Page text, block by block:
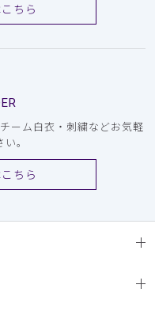
ちら
ーム白衣・刺繍などお気軽
。
ちら